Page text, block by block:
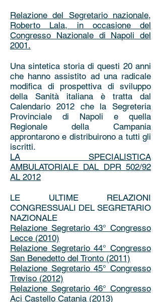
Relazione del Segretario nazionale,
Roberto Lala, in occasione del
Congresso Nazionale di Napoli del
2001.
Una sintetica storia di questi 20 anni
che hanno assistito ad una radicale
modifica di prospettiva di sviluppo
della Sanità italiana è tratta dal
Calendario 2012 che la Segreteria
Provinciale di Napoli e quella
Regionale della Campania
approntarono e distribuirono a tutti gli
iscritti.
LA SPECIALISTICA
AMBULATORIALE DAL DPR 502/92
AL 2012
LE ULTIME RELAZIONI
CONGRESSUALI DEL SEGRETARIO
NAZIONALE
Relazione Segretario 43° Congresso
Lecce (2010)
Relazione Segretario 44° Congresso
San Benedetto del Tronto (2011)
Relazione Segretario 45° Congresso
Treviso (2012)
Relazione Segretario 46° Congresso
Aci Castello Catania (2013)